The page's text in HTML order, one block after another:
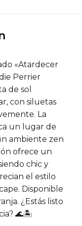
«Atardecer
Perrier
de sol
con siluetas
La
un lugar de
ambiente zen
ofrece un
chic y
el estilo
Disponible
¿Estás listo
🌊🏝️